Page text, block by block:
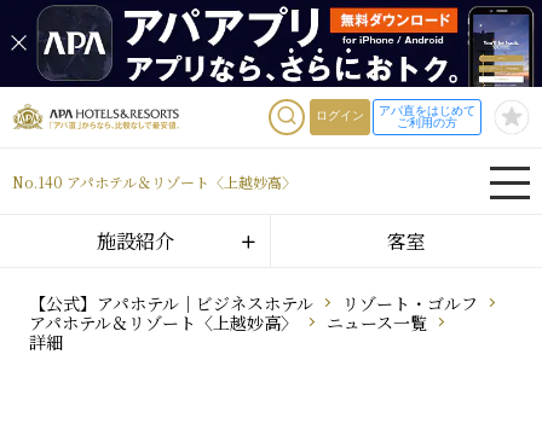
ログイン
アパ直をはじめて
ご利用の方
No.140 アパホテル＆リゾート〈上越妙高〉
施設紹介 客室
【公式】アパホテル｜ビジネスホテル
リゾート・ゴルフ
アパホテル＆リゾート〈上越妙高〉
ニュース一覧
詳細